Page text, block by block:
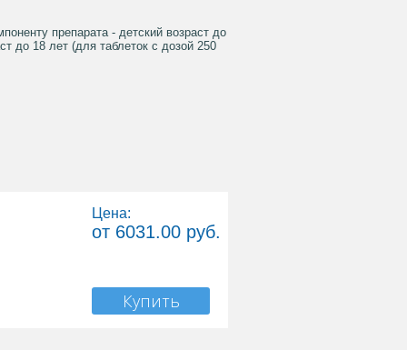
препарата - детский возраст до
до 18 лет (для таблеток с дозой 250
Цена:
от 6031.00 руб.
Купить